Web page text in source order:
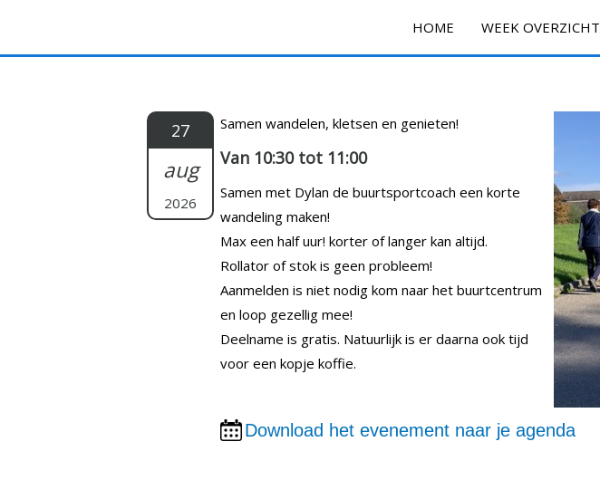
inhoud
HOME WEEK OVERZICHT
27
aug
2026
Samen wandelen, kletsen en genieten!
Van 10:30 tot 11:00
Samen met Dylan de buurtsportcoach een korte
wandeling maken!
Max een half uur! korter of langer kan altijd.
Rollator of stok is geen probleem!
Aanmelden is niet nodig kom naar het buurtcentrum
en loop gezellig mee!
Deelname is gratis. Natuurlijk is er daarna ook tijd
voor een kopje koffie.
Download het evenement naar je agenda